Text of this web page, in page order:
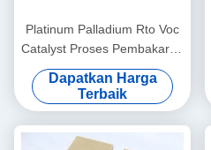
Platinum Palladium Rto Voc
Catalyst Proses Pembakaran
Sistem Oksidasi Katalitik
Dapatkan Harga
Terbaik